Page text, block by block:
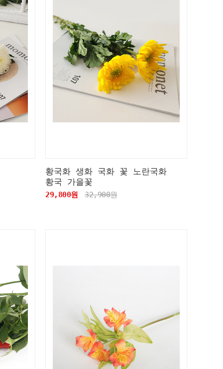
황국화 생화 국화 꽃 노란국화
황국 가을꽃
29,800원 32,900원